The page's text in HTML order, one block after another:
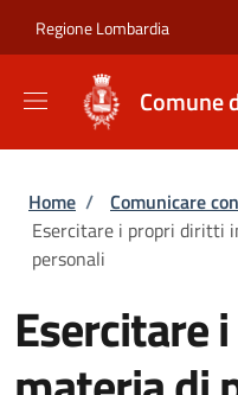
Regione Lombardia
Comune
Briciole di
Home / Comunicare
Esercitare i propri diritti
personali
Esercitare